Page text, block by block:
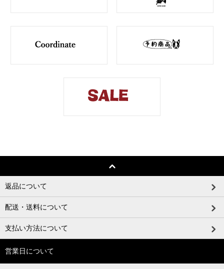
返品について
配送・送料について
支払い方法について
営業日について